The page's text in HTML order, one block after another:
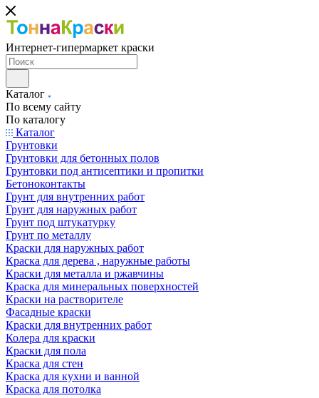
Интернет-гипермаркет краски
Каталог
По всему сайту
По каталогу
Каталог
Грунтовки
Грунтовки для бетонных полов
Грунтовки под антисептики и пропитки
Бетоноконтакты
Грунт для внутренних работ
Грунт для наружных работ
Грунт под штукатурку
Грунт по металлу
Краски для наружных работ
Краска для дерева , наружные работы
Краски для металла и ржавчины
Краска для минеральных поверхностей
Краски на растворителе
Фасадные краски
Краски для внутренних работ
Колера для краски
Краски для пола
Краска для стен
Краска для кухни и ванной
Краска для потолка